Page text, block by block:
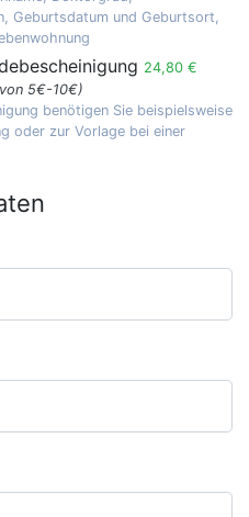
Geburtsdatum und Geburtsort,
24,80 €
5€-10€)
benötigen Sie beispielsweise
oder zur Vorlage bei einer